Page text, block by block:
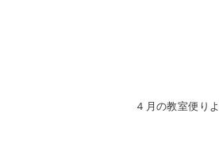
４月の教室便り